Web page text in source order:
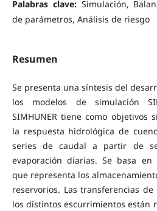
Palabras clave: Simulación,
de parámetros, Análisis de riesgo
Resumen
Se presenta una síntesis del
los modelos de simulación
SIMHUNER tiene como objetivos
la respuesta hidrológica de
series de caudal a partir de
evaporación diarias. Se basa
que representa los
reservorios. Las transferencias
los distintos escurrimientos están